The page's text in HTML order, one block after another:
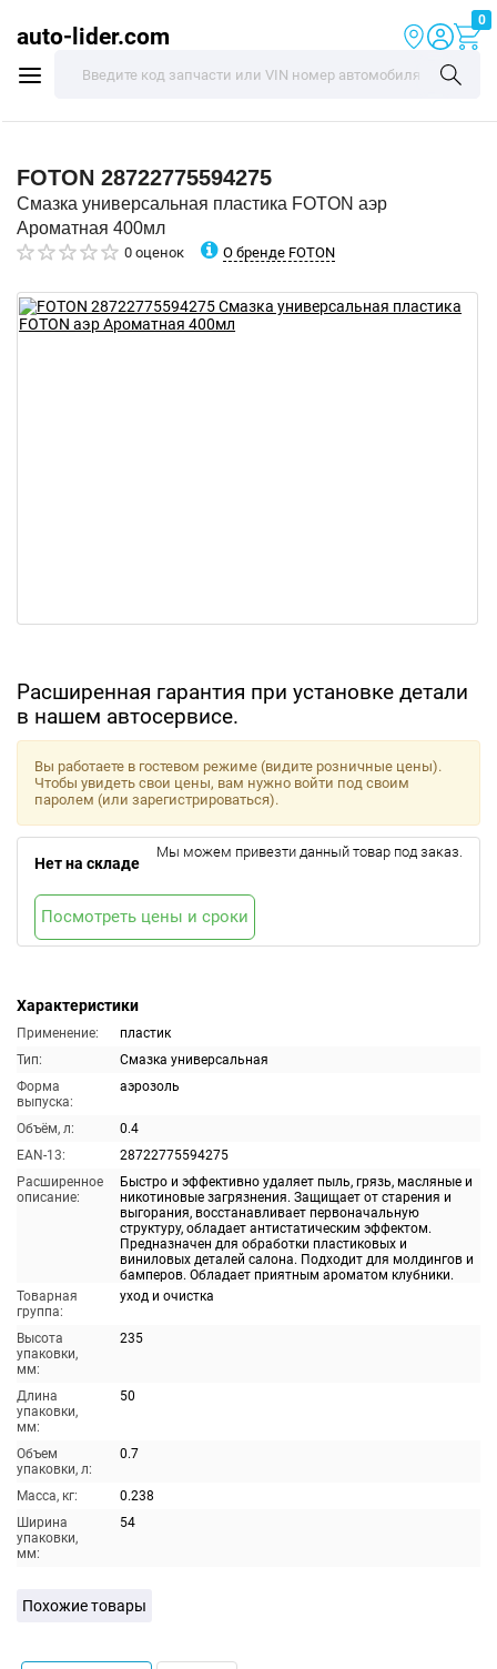
auto-lider.com
0
FOTON 28722775594275
Смазка универсальная пластика FOTON аэр
Ароматная 400мл
0 оценок О бренде FOTON
Расширенная гарантия при установке детали
в нашем автосервисе.
Характеристики
Применение:
пластик
Тип:
Смазка универсальная
Форма
выпуска:
аэрозоль
Объём, л:
0.4
EAN-13:
28722775594275
Расширенное
описание:
Быстро и эффективно удаляет пыль, грязь, масляные и
никотиновые загрязнения. Защищает от старения и
выгорания, восстанавливает первоначальную
структуру, обладает антистатическим эффектом.
Предназначен для обработки пластиковых и
виниловых деталей салона. Подходит для молдингов и
бамперов. Обладает приятным ароматом клубники.
Товарная
группа:
уход и очистка
Высота
упаковки,
мм:
235
Длина
упаковки,
мм:
50
Объем
упаковки, л:
0.7
Масса, кг:
0.238
Ширина
упаковки,
мм:
54
Вы работаете в гостевом режиме (видите розничные цены).
Чтобы увидеть свои цены, вам нужно войти под своим
паролем (или зарегистрироваться).
Нет на складе
Мы можем привезти данный товар под заказ.
Посмотреть цены и сроки
Похожие товары